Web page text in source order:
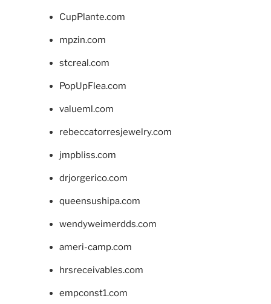
CupPlante.com
mpzin.com
stcreal.com
PopUpFlea.com
valueml.com
rebeccatorresjewelry.com
jmpbliss.com
drjorgerico.com
queensushipa.com
wendyweimerdds.com
ameri-camp.com
hrsreceivables.com
empconst1.com